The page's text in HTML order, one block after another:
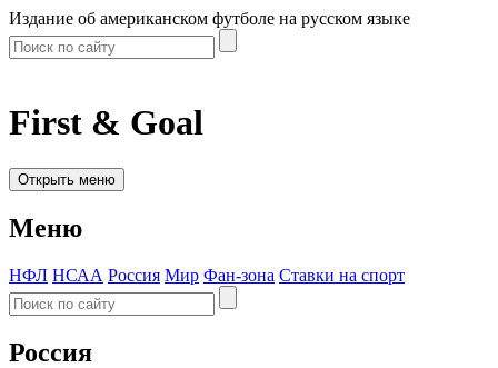
Издание об американском футболе на русском языке
First & Goal
Открыть меню
Меню
НФЛ НСАА Россия Мир Фан-зона Ставки на спорт
Россия